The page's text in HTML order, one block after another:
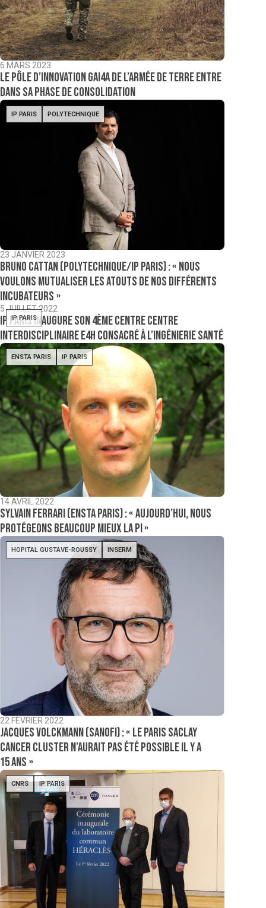
6 MARS 2023
Le pôle d’innovation GAI4A de l’armée de terre entre
dans sa phase de consolidation
IP PARIS POLYTECHNIQUE
23 JANVIER 2023
Bruno Cattan (Polytechnique/IP Paris) : « Nous
voulons mutualiser les atouts de nos différents
incubateurs »
IP PARIS
5 JUILLET 2022
IP Paris inaugure son 4ème centre centre
interdisciplinaire E4H consacré à l’ingénierie santé
ENSTA PARIS IP PARIS
14 AVRIL 2022
Sylvain Ferrari (ENSTA Paris) : « Aujourd’hui, nous
protégeons beaucoup mieux la PI »
HOPITAL GUSTAVE-ROUSSY INSERM
22 FÉVRIER 2022
Jacques Volckmann (Sanofi) : « Le Paris Saclay
Cancer Cluster n’aurait pas été possible il y a
15 ans »
CNRS IP PARIS